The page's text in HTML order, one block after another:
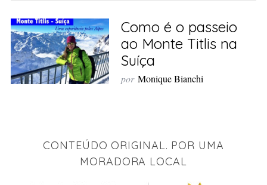
Como é o passeio
ao Monte Titlis na
Suíça
por Monique Bianchi
CONTEÚDO ORIGINAL. POR UMA
MORADORA LOCAL